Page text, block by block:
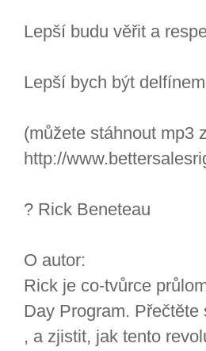
Lepší budu věřit a
Lepší bych být
(můžete stáhnout mp3
http://
? Rick Beneteau
O autor:
Rick je co-tvůrce
Day Program.
, a zjistit, jak tento